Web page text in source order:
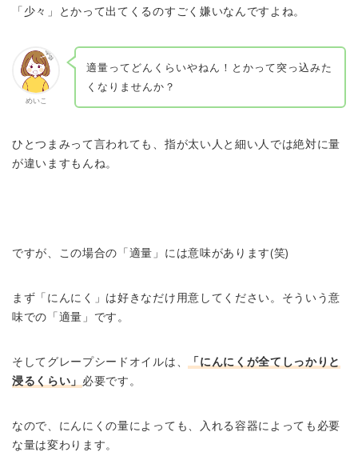
「少々」とかって出てくるのすごく嫌いなんですよね。
めいこ
適量ってどんくらいやねん！とかって突っ込みた
くなりませんか？
ひとつまみって言われても、指が太い人と細い人では絶対に量
が違いますもんね。
ですが、この場合の「適量」には意味があります(笑)
まず「にんにく」は好きなだけ用意してください。そういう意
味での「適量」です。
そしてグレープシードオイルは、
「にんにくが全てしっかりと
浸るくらい」 必要です。
なので、にんにくの量によっても、入れる容器によっても必要
な量は変わります。